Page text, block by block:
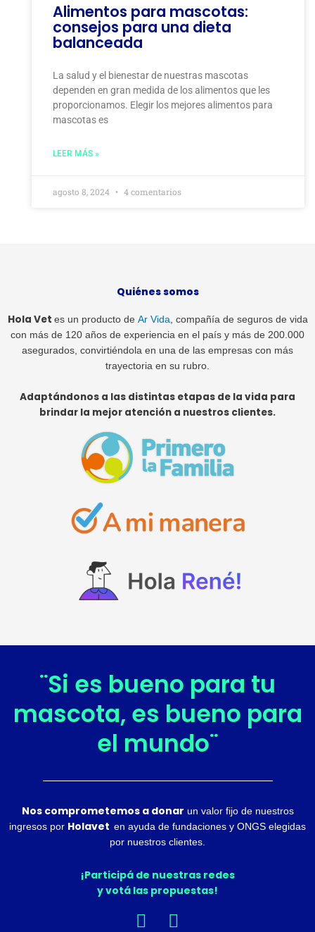
Alimentos para mascotas:
consejos para una dieta
balanceada
La salud y el bienestar de nuestras mascotas
dependen en gran medida de los alimentos que les
proporcionamos. Elegir los mejores alimentos para
mascotas es
LEER MÁS »
agosto 8, 2024 4 comentarios
Quiénes somos
Hola Vet es un producto de Ar Vida, compañía de seguros de vida
con más de 120 años de experiencia en el país y más de 200.000
asegurados, convirtiéndola en una de las empresas con más
trayectoria en su rubro.
Adaptándonos a las distintas etapas de la vida para
brindar la mejor atención a nuestros clientes.
¨Si es bueno para tu
mascota, es bueno para
el mundo¨
Nos comprometemos a donar un valor fijo de nuestros
ingresos por Holavet en ayuda de fundaciones y ONGS elegidas
por nuestros clientes.
¡Participá de nuestras redes
y votá las propuestas!
F
I